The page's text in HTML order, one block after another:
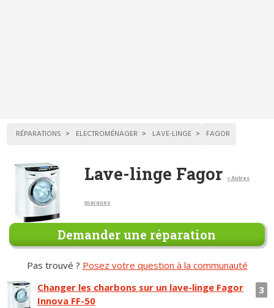
RÉPARATIONS ELECTROMÉNAGER LAVE-LINGE FAGOR
Lave-linge Fagor < Autres
marques
Demander une réparation
Pas trouvé ? Posez votre question à la communauté
3
Changer les charbons sur un lave-linge Fagor
Innova FF-50